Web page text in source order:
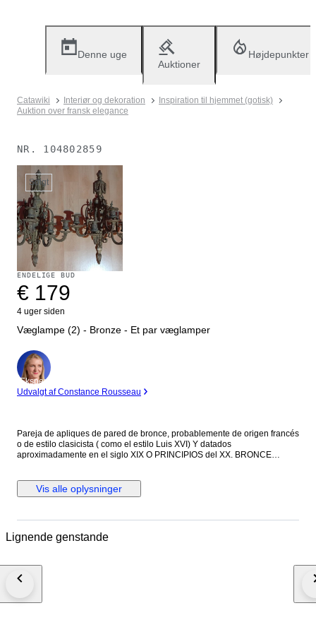
Denne uge
Auktioner
Højdepunkter
Catawiki Interiør og dekoration
Inspiration til hjemmet (gotisk)
Auktion over fransk elegance
NR. 104802859
Solgt
ENDELIGE BUD
€ 179
4 uger siden
Væglampe (2) - Bronze - Et par væglamper
Ekspert
Udvalgt af Constance Rousseau
Pareja de apliques de pared de bronce, probablemente de origen francés
o de estilo clasicista ( como el estilo Luis XVI) Y datados
aproximadamente en el siglo XIX O PRINCIPIOS del XX. BRONCE
decorados con motivos ornamentales que incluye elementos vegetales y
formas arquitectónicas clásicas. Son piezas diseñadas para ser
espejos ,cuadros o puertas en interiores elegantes.
Vis alle oplysninger
Lignende genstande